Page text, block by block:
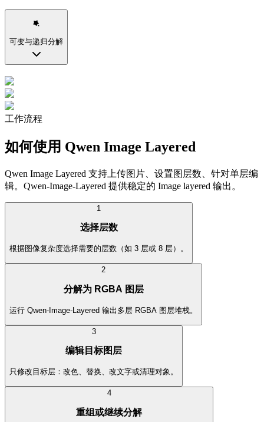
可变与递归分解
工作流程
如何使用 Qwen Image Layered
Qwen Image Layered 支持上传图片、设置图层数、针对单层编
辑。Qwen-Image-Layered 提供稳定的 Image layered 输出。
1
选择层数
根据图像复杂度选择需要的层数（如 3 层或 8 层）。
2
分解为 RGBA 图层
运行 Qwen-Image-Layered 输出多层 RGBA 图层堆栈。
3
编辑目标图层
只修改目标层：改色、替换、改文字或清理对象。
4
重组或继续分解